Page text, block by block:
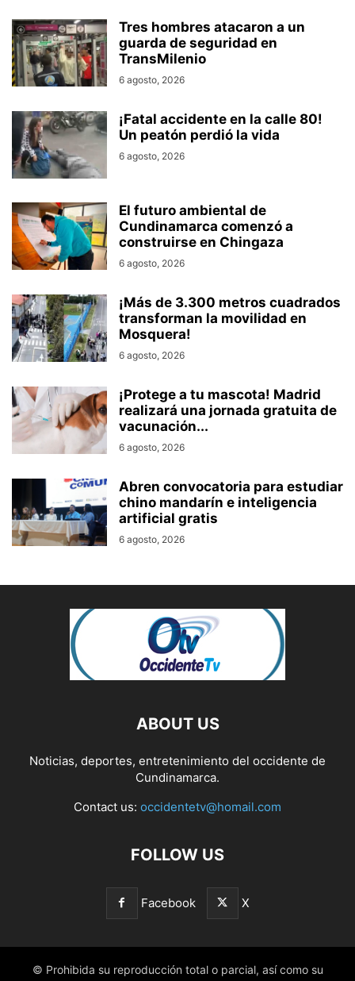
Tres hombres atacaron a un
guarda de seguridad en
TransMilenio
6 agosto, 2026
¡Fatal accidente en la calle 80!
Un peatón perdió la vida
6 agosto, 2026
El futuro ambiental de
Cundinamarca comenzó a
construirse en Chingaza
6 agosto, 2026
¡Más de 3.300 metros cuadrados
transforman la movilidad en
Mosquera!
6 agosto, 2026
¡Protege a tu mascota! Madrid
realizará una jornada gratuita de
vacunación...
6 agosto, 2026
Abren convocatoria para estudiar
chino mandarín e inteligencia
artificial gratis
6 agosto, 2026
ABOUT US
Noticias, deportes, entretenimiento del occidente de
Cundinamarca.
Contact us: occidentetv@homail.com
FOLLOW US
Facebook X
© Prohibida su reproducción total o parcial, así como su